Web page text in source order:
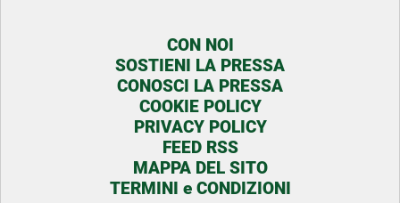
CON NOI
SOSTIENI LA PRESSA
CONOSCI LA PRESSA
COOKIE POLICY
PRIVACY POLICY
FEED RSS
MAPPA DEL SITO
TERMINI e CONDIZIONI